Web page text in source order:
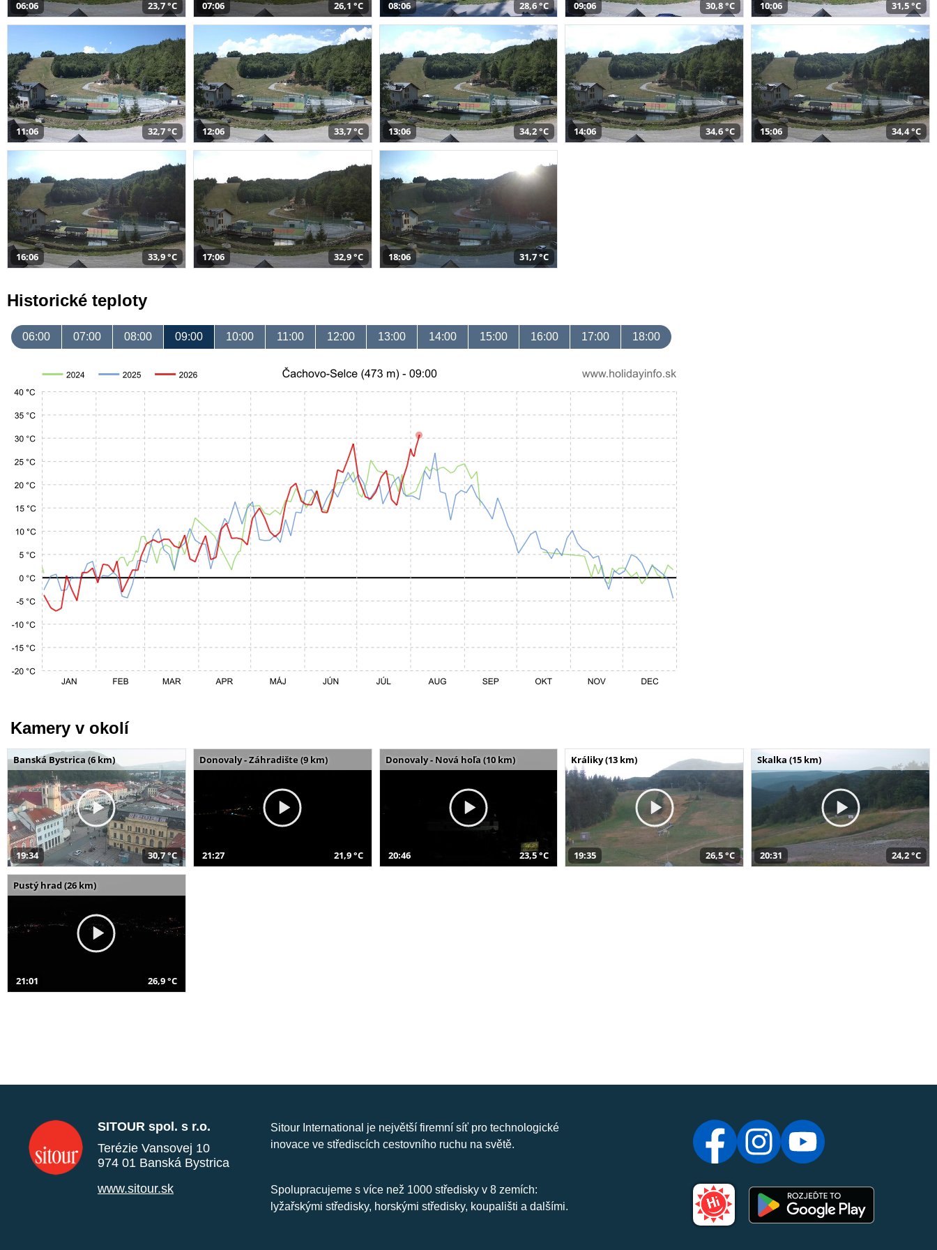
06:06 23,7 °C 07:06 26,1 °C 08:06 28,6 °C 09:06 30,8 °C 10:06 31,5 °C
11:06 32,7 °C 12:06 33,7 °C 13:06 34,2 °C 14:06 34,6 °C 15:06 34,4 °C
16:06 33,9 °C 17:06 32,9 °C 18:06 31,7 °C
Historické teploty
06:00 07:00 08:00 09:00 10:00 11:00 12:00 13:00 14:00 15:00 16:00 17:00 18:00
Kamery v okolí
Banská Bystrica (6 km)
19:34 30,7 °C
Donovaly - Záhradište (9 km)
21:27 21,9 °C
Donovaly - Nová hoľa (10 km)
20:46 23,5 °C
Králiky (13 km)
19:35 26,5 °C
Skalka (15 km)
20:31 24,2 °C
Pustý hrad (26 km)
21:01 26,9 °C
SITOUR spol. s r.o.
Terézie Vansovej 10
974 01 Banská Bystrica
www.sitour.sk
Sitour International je největší firemní síť pro technologické
inovace ve střediscích cestovního ruchu na světě.
Spolupracujeme s více než 1000 středisky v 8 zemích:
lyžařskými středisky, horskými středisky, koupališti a dalšími.